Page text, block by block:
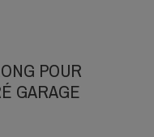
POUR
GARAGE